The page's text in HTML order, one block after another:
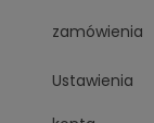
zamówienia
Ustawienia